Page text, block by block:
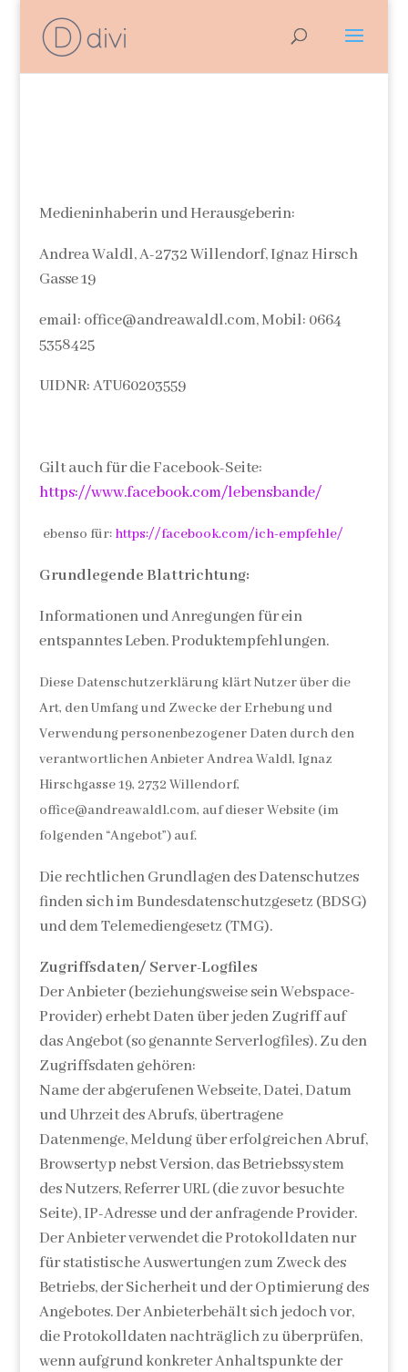
Medieninhaberin und Herausgeberin:
Andrea Waldl, A-2732 Willendorf, Ignaz Hirsch
Gasse 19
email: office@andreawaldl.com, Mobil: 0664
5358425
UIDNR: ATU60203559
Gilt auch für die Facebook-Seite:
https://www.facebook.com/lebensbande/
ebenso für: https://facebook.com/ich-empfehle/
Grundlegende Blattrichtung:
Informationen und Anregungen für ein
entspanntes Leben. Produktempfehlungen.
Diese Datenschutzerklärung klärt Nutzer über die
Art, den Umfang und Zwecke der Erhebung und
Verwendung personenbezogener Daten durch den
verantwortlichen Anbieter Andrea Waldl, Ignaz
Hirschgasse 19, 2732 Willendorf,
office@andreawaldl.com, auf dieser Website (im
folgenden “Angebot”) auf.
Die rechtlichen Grundlagen des Datenschutzes
finden sich im Bundesdatenschutzgesetz (BDSG)
und dem Telemediengesetz (TMG).
Zugriffsdaten/ Server-Logfiles
Der Anbieter (beziehungsweise sein Webspace-
Provider) erhebt Daten über jeden Zugriff auf
das Angebot (so genannte Serverlogfiles). Zu den
Zugriffsdaten gehören:
Name der abgerufenen Webseite, Datei, Datum
und Uhrzeit des Abrufs, übertragene
Datenmenge, Meldung über erfolgreichen Abruf,
Browsertyp nebst Version, das Betriebssystem
des Nutzers, Referrer URL (die zuvor besuchte
Seite), IP-Adresse und der anfragende Provider.
Der Anbieter verwendet die Protokolldaten nur
für statistische Auswertungen zum Zweck des
Betriebs, der Sicherheit und der Optimierung des
Angebotes. Der Anbieterbehält sich jedoch vor,
die Protokolldaten nachträglich zu überprüfen,
wenn aufgrund konkreter Anhaltspunkte der